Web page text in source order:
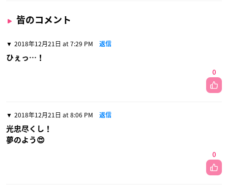
皆のコメント
2018年12月21日 at 7:29 PM 返信
ひぇっ…！
0
2018年12月21日 at 8:06 PM 返信
光忠尽くし！
夢のよう😍
0